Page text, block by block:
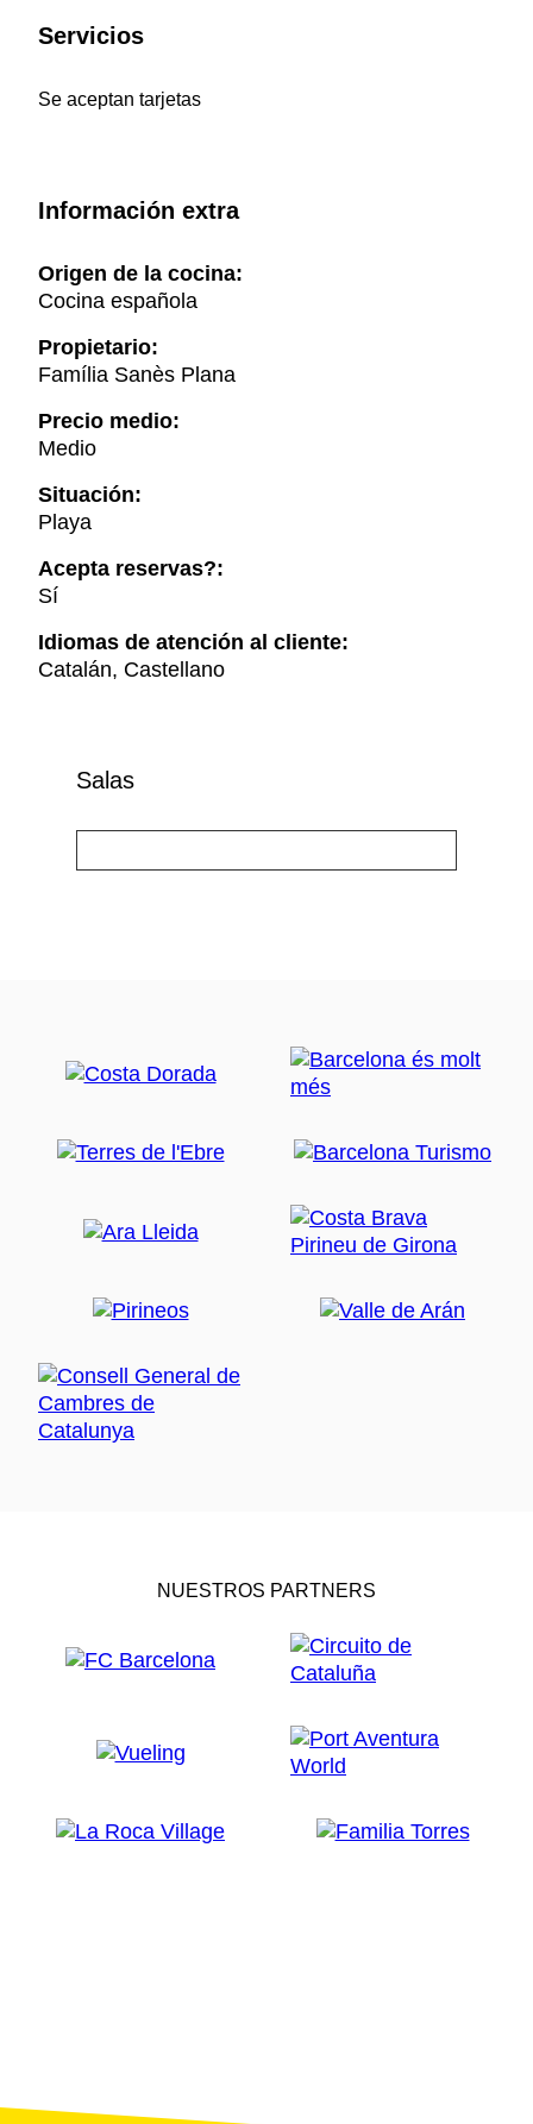
Servicios
Se aceptan tarjetas
Información extra
Origen de la cocina:
Cocina española
Propietario:
Família Sanès Plana
Precio medio:
Medio
Situación:
Playa
Acepta reservas?:
Sí
Idiomas de atención al cliente:
Catalán, Castellano
Salas
NUESTROS PARTNERS